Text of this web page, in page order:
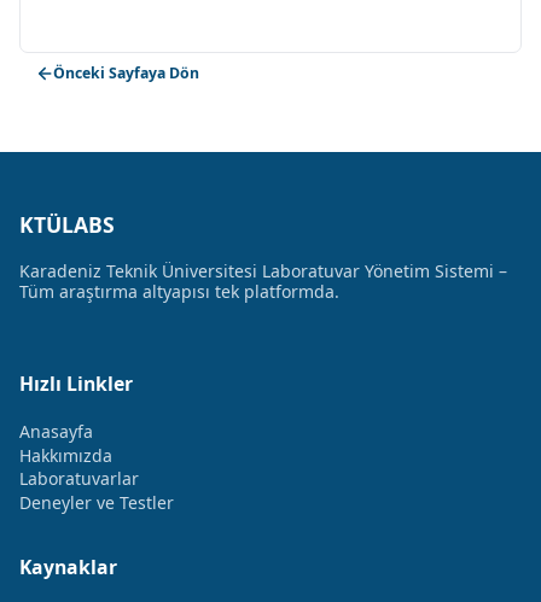
Önceki Sayfaya Dön
KTÜLABS
Karadeniz Teknik Üniversitesi Laboratuvar Yönetim Sistemi –
Tüm araştırma altyapısı tek platformda.
Hızlı Linkler
Anasayfa
Hakkımızda
Laboratuvarlar
Deneyler ve Testler
Kaynaklar